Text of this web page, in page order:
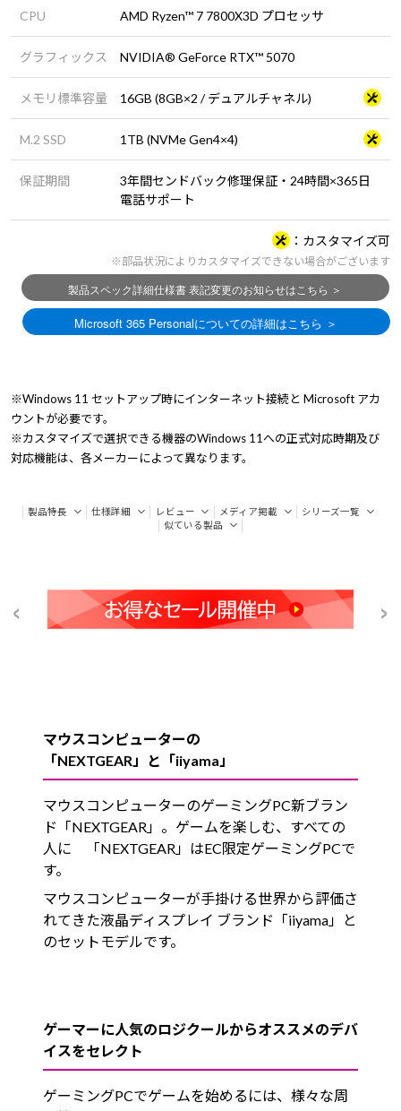
CPU AMD Ryzen™ 7 7800X3D プロセッサ
グラフィックス NVIDIA® GeForce RTX™ 5070
メモリ標準容量 16GB (8GB×2 / デュアルチャネル)
M.2 SSD 1TB (NVMe Gen4×4)
保証期間
3年間センドバック修理保証・24時間×365日
電話サポート
カスタマイズ可
※部品状況によりカスタマイズできない場合がございます
※Windows 11 セットアップ時にインターネット接続と Microsoft アカ
ウントが必要です。
※カスタマイズで選択できる機器のWindows 11への正式対応時期及び
対応機能は、各メーカーによって異なります。
製品特長 仕様詳細 レビュー メディア掲載
シリーズ一覧
似ている製品
マウスコンピューターの
「NEXTGEAR」と「iiyama」
マウスコンピューターのゲーミングPC新ブラン
ド「NEXTGEAR」。ゲームを楽しむ、すべての
人に 「NEXTGEAR」はEC限定ゲーミングPCで
す。
マウスコンピューターが手掛ける世界から評価さ
れてきた液晶ディスプレイ ブランド「iiyama」と
のセットモデルです。
ゲーマーに人気のロジクールからオススメのデバ
イスをセレクト
ゲーミングPCでゲームを始めるには、様々な周